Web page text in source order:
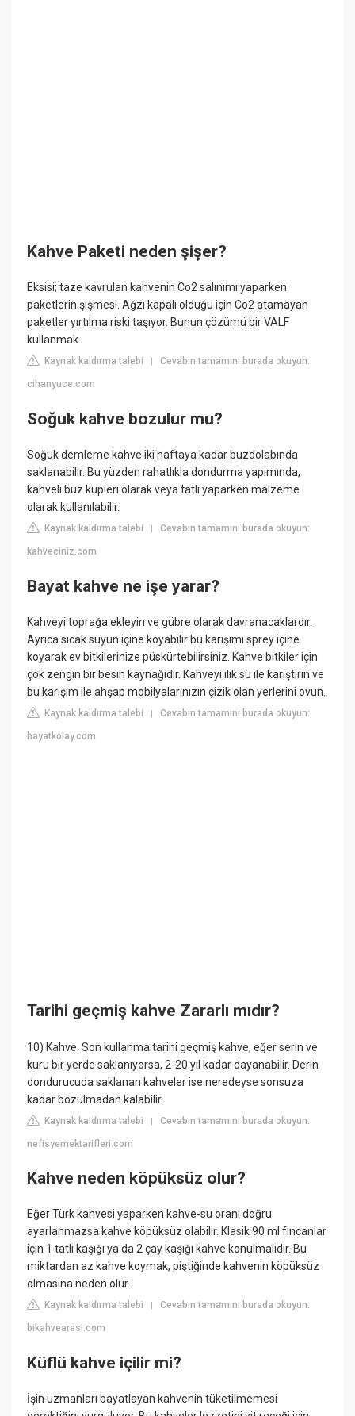
Kahve Paketi neden şişer?
Eksisi; taze kavrulan kahvenin Co2 salınımı yaparken
paketlerin şişmesi. Ağzı kapalı olduğu için Co2 atamayan
paketler yırtılma riski taşıyor. Bunun çözümü bir VALF
kullanmak.
Kaynak kaldırma talebi |Cevabın tamamını burada okuyun:
cihanyuce.com
Soğuk kahve bozulur mu?
Soğuk demleme kahve iki haftaya kadar buzdolabında
saklanabilir. Bu yüzden rahatlıkla dondurma yapımında,
kahveli buz küpleri olarak veya tatlı yaparken malzeme
olarak kullanılabilir.
Kaynak kaldırma talebi |Cevabın tamamını burada okuyun:
kahveciniz.com
Bayat kahve ne işe yarar?
Kahveyi toprağa ekleyin ve gübre olarak davranacaklardır.
Ayrıca sıcak suyun içine koyabilir bu karışımı sprey içine
koyarak ev bitkilerinize püskürtebilirsiniz. Kahve bitkiler için
çok zengin bir besin kaynağıdır. Kahveyi ılık su ile karıştırın ve
bu karışım ile ahşap mobilyalarınızın çizik olan yerlerini ovun.
Kaynak kaldırma talebi |Cevabın tamamını burada okuyun:
hayatkolay.com
Tarihi geçmiş kahve Zararlı mıdır?
10) Kahve. Son kullanma tarihi geçmiş kahve, eğer serin ve
kuru bir yerde saklanıyorsa, 2-20 yıl kadar dayanabilir. Derin
dondurucuda saklanan kahveler ise neredeyse sonsuza
kadar bozulmadan kalabilir.
Kaynak kaldırma talebi |Cevabın tamamını burada okuyun:
nefisyemektarifleri.com
Kahve neden köpüksüz olur?
Eğer Türk kahvesi yaparken kahve-su oranı doğru
ayarlanmazsa kahve köpüksüz olabilir. Klasik 90 ml fincanlar
için 1 tatlı kaşığı ya da 2 çay kaşığı kahve konulmalıdır. Bu
miktardan az kahve koymak, piştiğinde kahvenin köpüksüz
olmasına neden olur.
Kaynak kaldırma talebi |Cevabın tamamını burada okuyun:
bikahvearasi.com
Küflü kahve içilir mi?
İşin uzmanları bayatlayan kahvenin tüketilmemesi